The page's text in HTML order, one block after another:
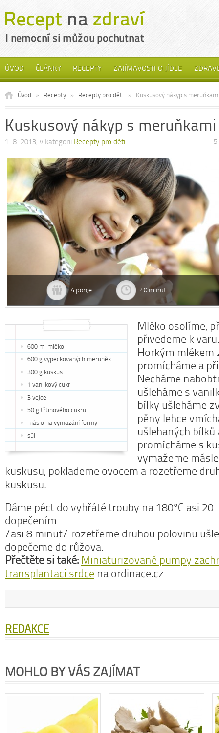
ÚVOD ČLÁNKY RECEPTY ZAJÍMAVOSTI O JÍDLE
Úvod » Recepty » Recepty pro děti » Kuskusový nákyp s meruňkami
Kuskusový nákyp s meruňkami
1. 8. 2013, v kategorii Recepty pro děti
4 porce 40 minut
600 ml mléko
600 g vypeckovaných meruněk
300 g kuskus
1 vanilkový cukr
3 vejce
50 g třtinového cukru
máslo na vymazání formy
sůl
Mléko osolíme,
přivedeme k varu.
Horkým mlékem
promícháme a
Necháme
ušleháme s
bílky ušleháme
pěny lehce
ušlehaných bílků
promícháme s
vymažeme
kuskusu, poklademe ovocem a rozetřeme
kuskusu.
Dáme péct do vyhřáté trouby na 180°C asi
dopečením
/asi 8 minut/ rozetřeme druhou polovinu
dopečeme do růžova.
Přečtěte si také: Miniaturizované pumpy
transplantaci srdce na ordinace.cz
REDAKCE
MOHLO BY VÁS ZAJÍMAT